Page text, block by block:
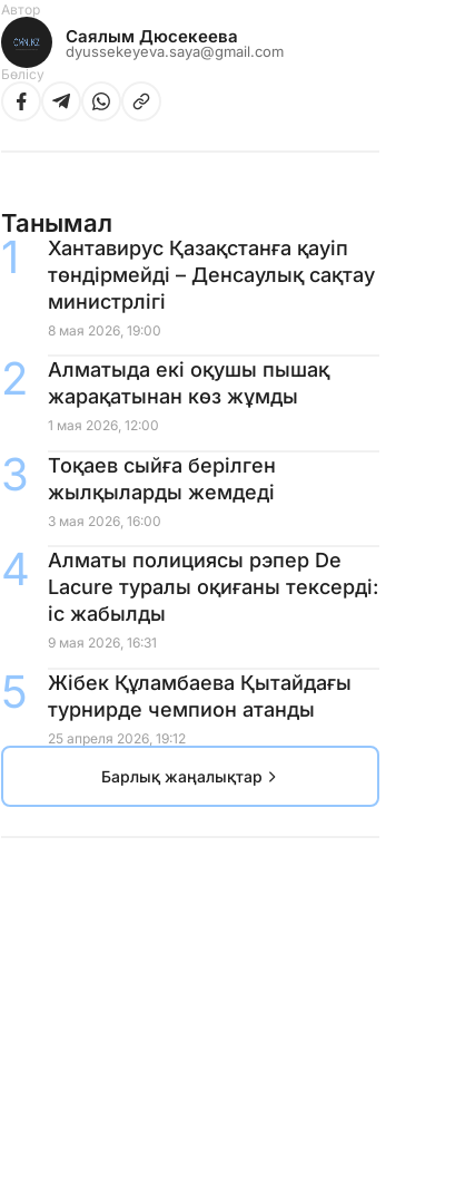
Автор
Саялым Дюсекеева
dyussekeyeva.saya@gmail.com
Бөлісу
Танымал
Хантавирус Қазақстанға қауіп
төндірмейді – Денсаулық сақтау
министрлігі
8 мая 2026, 19:00
Алматыда екі оқушы пышақ
жарақатынан көз жұмды
1 мая 2026, 12:00
Тоқаев сыйға берілген
жылқыларды жемдеді
3 мая 2026, 16:00
Алматы полициясы рэпер De
Lacure туралы оқиғаны тексерді:
іс жабылды
9 мая 2026, 16:31
Жібек Құламбаева Қытайдағы
турнирде чемпион атанды
25 апреля 2026, 19:12
Барлық жаңалықтар